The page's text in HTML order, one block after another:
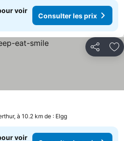
voir
Consulter les prix
Partager
à 10.2 km de : Elgg
voir